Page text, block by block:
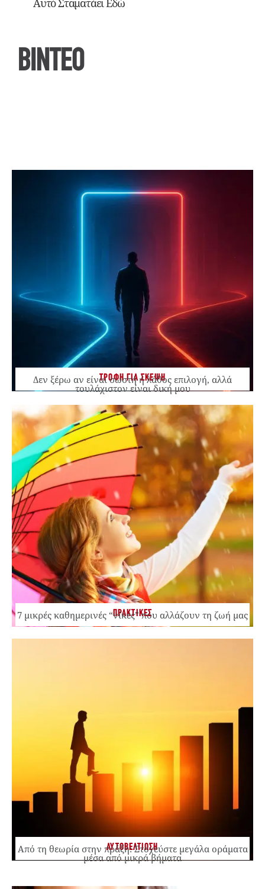
ΒΙΝΤΕΟ
ΤΡΟΦΗ ΓΙΑ ΣΚΕΨΗ
Δεν ξέρω αν είναι σωστή ή λάθος επιλογή, αλλά
τουλάχιστον είναι δική μου
ΠΡΑΚΤΙΚΕΣ
7 μικρές καθημερινές “νίκες” που αλλάζουν τη ζωή μας
ΑΥΤΟΒΕΛΤΙΩΣΗ
Από τη θεωρία στην πράξη: Στοχεύστε μεγάλα οράματα
μέσα από μικρά βήματα